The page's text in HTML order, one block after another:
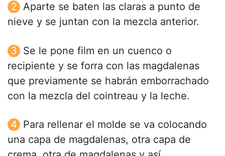
Aparte se baten las claras a punto de
nieve y se juntan con la mezcla anterior.
Se le pone film en un cuenco o
recipiente y se forra con las magdalenas
que previamente se habrán emborrachado
con la mezcla del cointreau y la leche.
Para rellenar el molde se va colocando
una capa de magdalenas, otra capa de